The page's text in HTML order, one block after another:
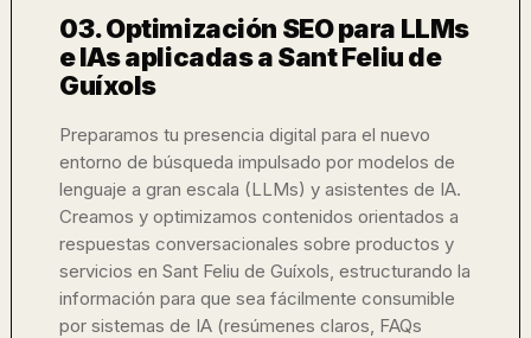
03. Optimización SEO para LLMs
e IAs aplicadas a Sant Feliu de
Guíxols
Preparamos tu presencia digital para el nuevo
entorno de búsqueda impulsado por modelos de
lenguaje a gran escala (LLMs) y asistentes de IA.
Creamos y optimizamos contenidos orientados a
respuestas conversacionales sobre productos y
servicios en Sant Feliu de Guíxols, estructurando la
información para que sea fácilmente consumible
por sistemas de IA (resúmenes claros, FAQs